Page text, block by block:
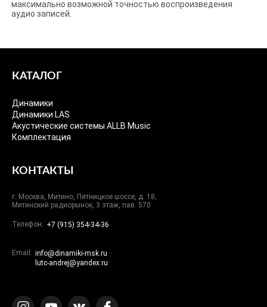
максимально возможной точностью воспроизведения
аудио записей.
КАТАЛОГ
Динамики
Динамики LAS
Акустические системы ALLB Music
Комплектация
КОНТАКТЫ
г. Москва, Митино, Пятницкое шоссе, д. 18,
Митинский радиорынок, 3 этаж, пав. 570
Телефон: +7 (915) 354-34-36
Email: info@dinamiki-msk.ru
lutc-andrej@yandex.ru